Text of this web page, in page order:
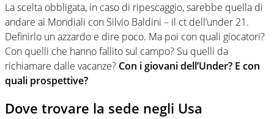
La scelta obbligata, in caso di ripescaggio, sarebbe quella di
andare ai Mondiali con Silvio Baldini – il ct dell’under 21.
Definirlo un azzardo e dire poco. Ma poi con quali giocatori?
Con quelli che hanno fallito sul campo? Su quelli da
richiamare dalle vacanze? Con i giovani dell’Under? E con
quali prospettive?
Dove trovare la sede negli Usa